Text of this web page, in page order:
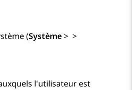
(Système> >
l'utilisateur est